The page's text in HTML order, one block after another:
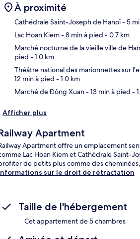
À proximité
Cathédrale Saint-Joseph de Hanoï- 5
Lac Hoan Kiem- 8 min à pied - 0.7 km
Marché nocturne de la vieille ville de
pied - 1.0 km
Théâtre national des marionnettes sur
12 min à pied - 1.0 km
Marché de Đông Xuan- 13 min à pied -
Afficher plus
Apartment
Apartment offre un emplacement
Lac Hoan Kiem et Cathédrale Saint-
de petits plus comme des
sur le droit de rétractation
Taille de l'hébergement
Cet appartement de 5 chambres